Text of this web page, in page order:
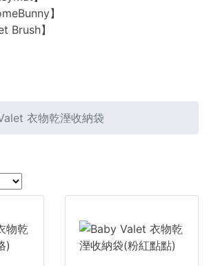
】
Brush】
衣物乾溼收納袋